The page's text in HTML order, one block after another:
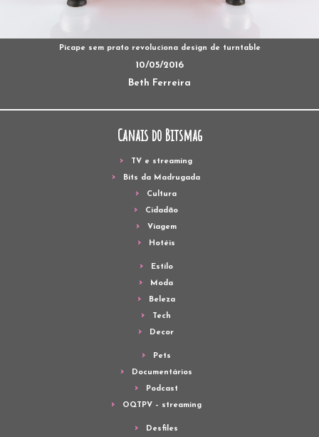
Picape sem prato revoluciona design de turntable
10/05/2016
Beth Ferreira
Canais do Bitsmag
TV e streaming
Bits da Madrugada
Cultura
Cidadão
Viagem
Hotéis
Estilo
Moda
Beleza
Tech
Decor
Pets
Documentários
Podcast
OQTPV – streaming
Desfiles